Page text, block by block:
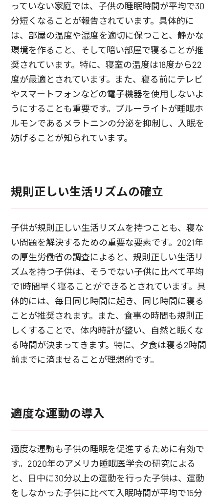
っていない家庭では、子供の睡眠時間が平均で30
分短くなることが報告されています。具体的に
は、部屋の温度や湿度を適切に保つこと、静かな
環境を作ること、そして暗い部屋で寝ることが推
奨されています。特に、寝室の温度は18度から22
度が最適とされています。また、寝る前にテレビ
やスマートフォンなどの電子機器を使用しないよ
うにすることも重要です。ブルーライトが睡眠ホ
ルモンであるメラトニンの分泌を抑制し、入眠を
妨げることが知られています。
規則正しい生活リズムの確立
子供が規則正しい生活リズムを持つことも、寝な
い問題を解決するための重要な要素です。2021年
の厚生労働省の調査によると、規則正しい生活リ
ズムを持つ子供は、そうでない子供に比べて平均
で1時間早く寝ることができるとされています。具
体的には、毎日同じ時間に起き、同じ時間に寝る
ことが推奨されます。また、食事の時間も規則正
しくすることで、体内時計が整い、自然と眠くな
る時間が決まってきます。特に、夕食は寝る2時間
前までに済ませることが理想的です。
適度な運動の導入
適度な運動も子供の睡眠を促進するために有効で
す。2020年のアメリカ睡眠医学会の研究による
と、日中に30分以上の運動を行った子供は、運動
をしなかった子供に比べて入眠時間が平均で15分